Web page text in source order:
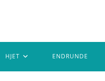
HJET ENDRUNDE